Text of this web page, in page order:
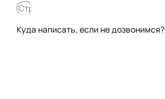
Куда написать, если не дозвонимся?